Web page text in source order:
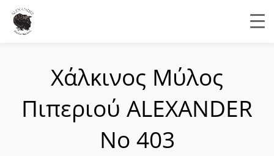
Χάλκινος Μύλος
Πιπεριού ALEXANDER
Νο 403